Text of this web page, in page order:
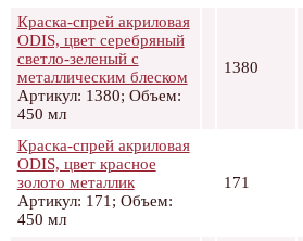
Краска-спрей акриловая
ODIS, цвет серебряный
светло-зеленый с
металлическим блеском
Артикул: 1380; Объем:
450 мл
1380
Краска-спрей акриловая
ODIS, цвет красное
золото металлик
Артикул: 171; Объем:
450 мл
171